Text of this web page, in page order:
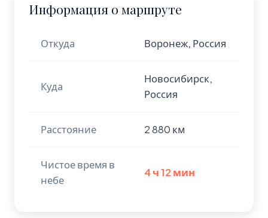
Информация о маршруте
Откуда Воронеж, Россия
Куда
Новосибирск,
Россия
Расстояние 2 880 км
Чистое время в
небе
4 ч 12 мин